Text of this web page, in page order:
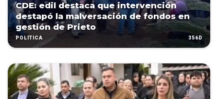
CDE: edil destaca que intervención
destapó la malversación de fondos en
gestión de Prieto
POLÍTICA 356D